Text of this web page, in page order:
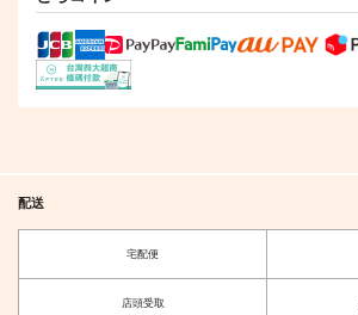
About 10 Years Later
配送
宅配便
店頭受取